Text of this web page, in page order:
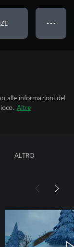
● ● ●
alle informazioni del
Altre
ALTRO